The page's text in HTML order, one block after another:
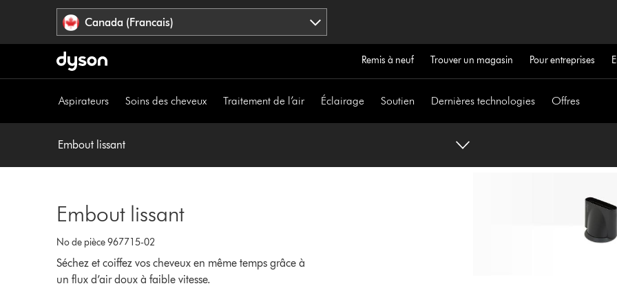
sauter
l’accessibilité
Canada (Francais)
Remis à neuf Trouver un magasin Pour entreprises
Aspirateurs Soins des cheveux Traitement de l’air Éclairage Soutien Dernières technologies Offres
Embout lissant
Embout lissant
No de pièce 967715-02
Séchez et coiffez vos cheveux en même temps grâce à
un flux d’air doux à faible vitesse.